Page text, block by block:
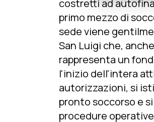
costretti ad
primo mezzo di
sede viene
San Luigi che,
rappresenta un
l'inizio dell'intera
autorizzazioni, si
pronto soccorso e
procedure